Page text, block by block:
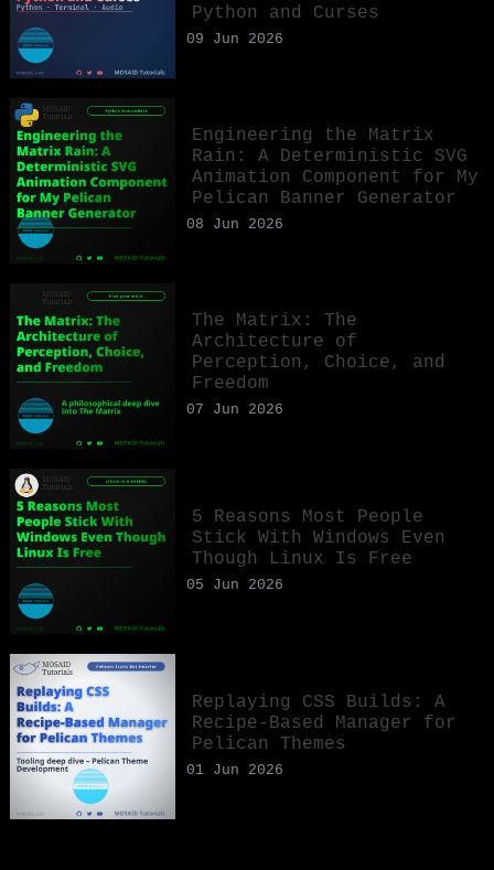
Python and Curses
09 Jun 2026
Engineering the Matrix
Rain: A Deterministic SVG
Animation Component for My
Pelican Banner Generator
08 Jun 2026
The Matrix: The
Architecture of
Perception, Choice, and
Freedom
07 Jun 2026
5 Reasons Most People
Stick With Windows Even
Though Linux Is Free
05 Jun 2026
Replaying CSS Builds: A
Recipe-Based Manager for
Pelican Themes
01 Jun 2026